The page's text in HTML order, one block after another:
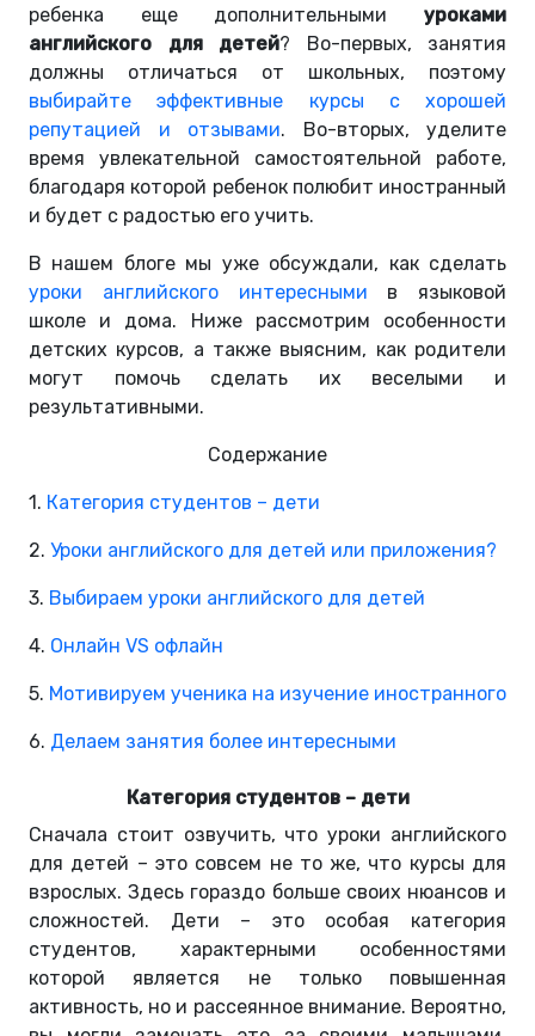
ребенка еще дополнительными уроками
английского для детей? Во-первых, занятия
должны отличаться от школьных, поэтому
выбирайте эффективные курсы с хорошей
репутацией и отзывами. Во-вторых, уделите
время увлекательной самостоятельной работе,
благодаря которой ребенок полюбит иностранный
и будет с радостью его учить.
В нашем блоге мы уже обсуждали, как сделать
уроки английского интересными в языковой
школе и дома. Ниже рассмотрим особенности
детских курсов, а также выясним, как родители
могут помочь сделать их веселыми и
результативными.
Содержание
1. Категория студентов – дети
2. Уроки английского для детей или приложения?
3. Выбираем уроки английского для детей
4. Онлайн VS офлайн
5. Мотивируем ученика на изучение иностранного
6. Делаем занятия более интересными
Категория студентов – дети
Сначала стоит озвучить, что уроки английского
для детей – это совсем не то же, что курсы для
взрослых. Здесь гораздо больше своих нюансов и
сложностей. Дети – это особая категория
студентов, характерными особенностями
которой является не только повышенная
активность, но и рассеянное внимание. Вероятно,